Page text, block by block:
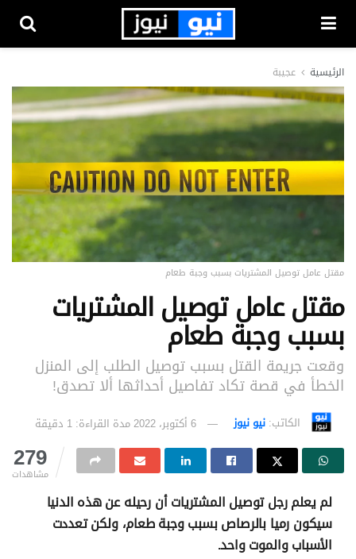
الرئيسية عجيبة
مقتل عامل توصيل المشتريات بسبب وجبة طعام
مقتل عامل توصيل المشتريات
بسبب وجبة طعام
وقعت جريمة القتل بسبب توصيل الطلب إلى المنزل
الخطأ في قصة تكاد تفاصيل أحداثها ألا تصدق!
الكاتب: نيو نيوز 6 أكتوبر، 2022 مدة القراءة: 1 دقيقة
279
مشاهدات
لم يعلم رجل توصيل المشتريات أن رحيله عن هذه الدنيا
سيكون رميا بالرصاص بسبب وجبة طعام، ولكن تعددت
الأسباب والموت واحد.